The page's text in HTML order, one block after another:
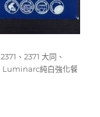
標
籤
2371 、2371 大同 、
Luminarc純白強化餐